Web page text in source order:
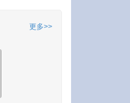
更多>>